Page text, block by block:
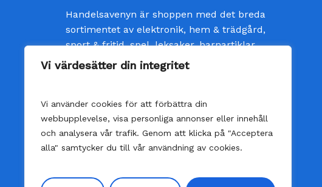
Vi värdesätter din integritet
Vi använder cookies för att förbättra din
webbupplevelse, visa personliga annonser eller innehåll
och analysera vår trafik. Genom att klicka på "Acceptera
alla" samtycker du till vår användning av cookies.
Handelsavenyn är shoppen med det breda
sortimentet av elektronik, hem & trädgård,
sport & fritid, spel, leksaker, barnartiklar
och inredning av god kvalité och till bästa
pris. Vi strävar efter att ge våra kunder
varje gång man öppnar ett paket från oss.
Producerat av:
Anderberg Media